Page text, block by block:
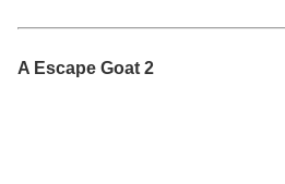
A Escape Goat 2